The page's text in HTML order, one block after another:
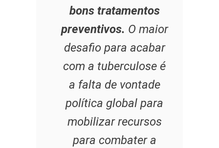
bons tratamentos
preventivos. O maior
desafio para acabar
com a tuberculose é
a falta de vontade
política global para
mobilizar recursos
para combater a